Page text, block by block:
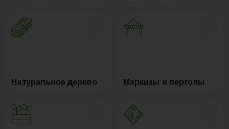
Натуральное дерево Маркизы и перголы